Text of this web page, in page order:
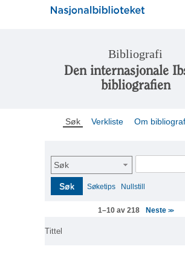
Bibliografi
Den internasjonale
bibliografien
Søk Verkliste Om
Søk
Søk Søketips Nullstill
1–10 av 218 Neste >>
Tittel